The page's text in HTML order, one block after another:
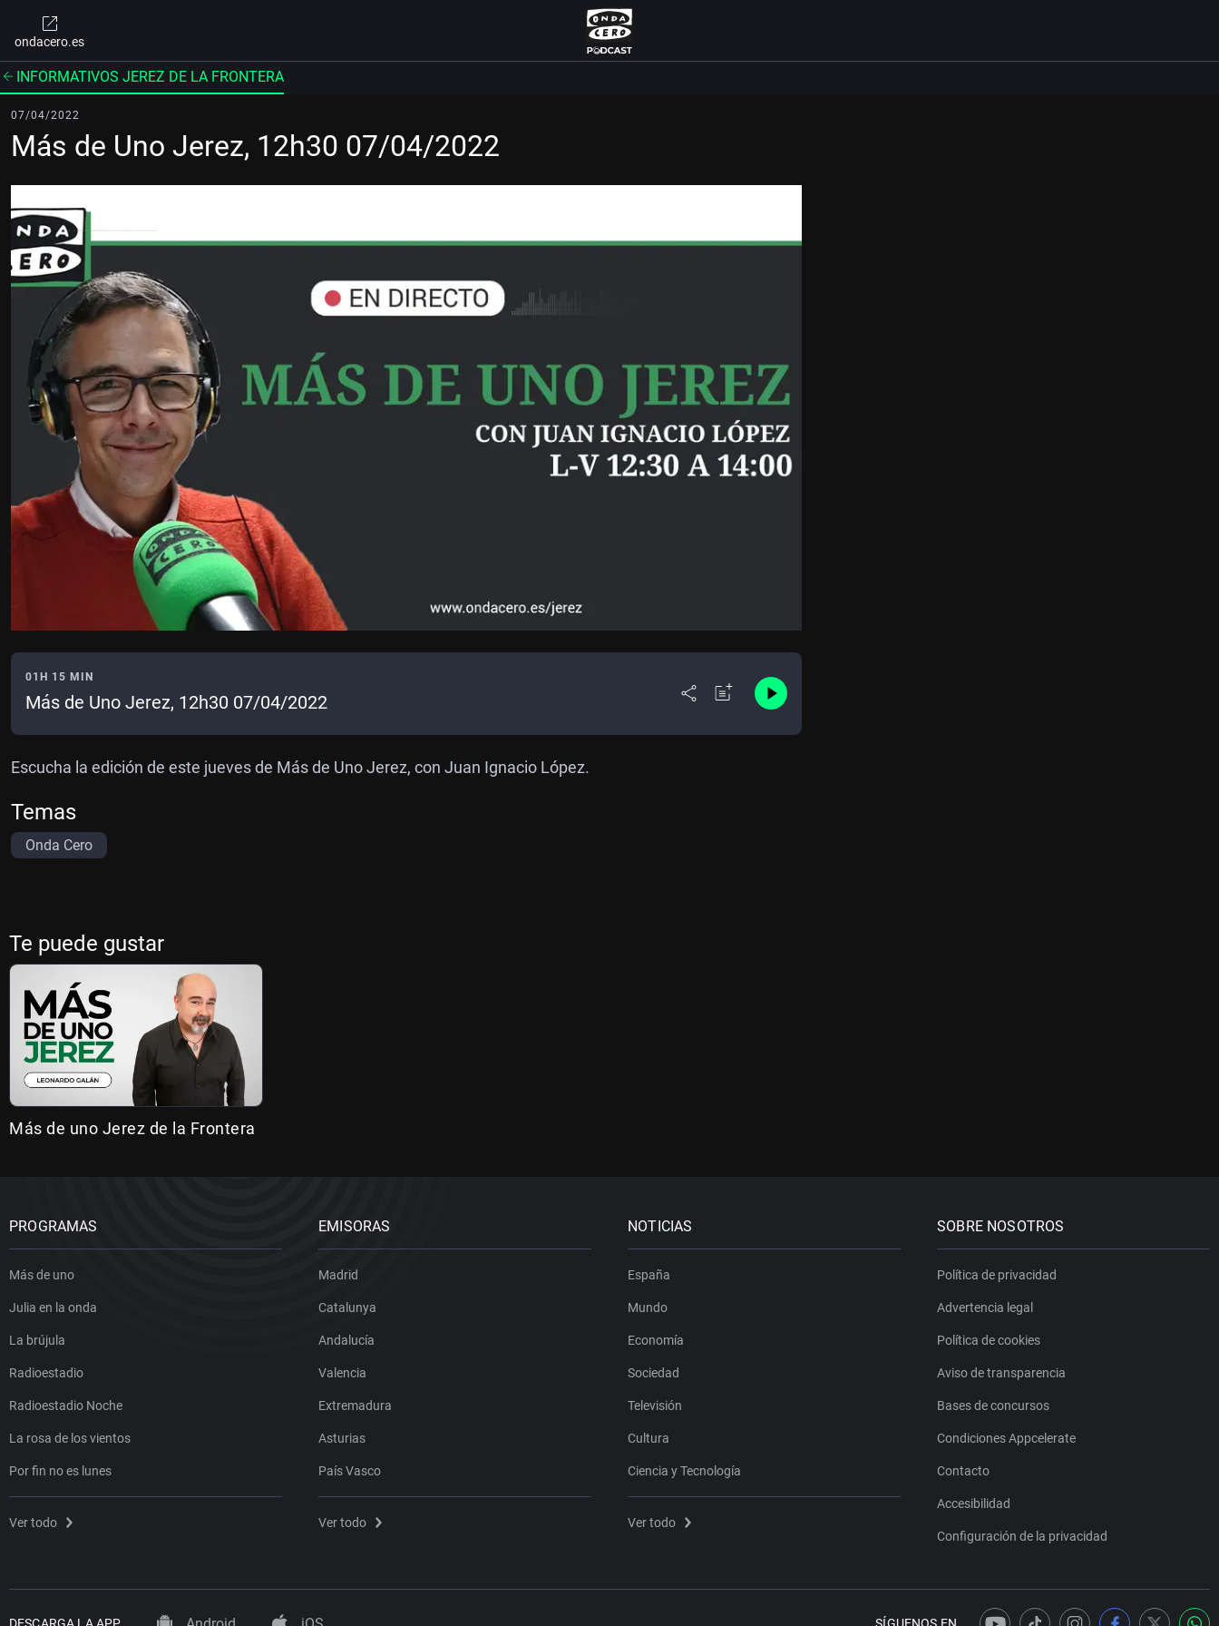
ondacero.es
INFORMATIVOS JEREZ DE LA FRONTERA
07/04/2022
Más de Uno Jerez, 12h30 07/04/2022
01H 15 MIN
Más de Uno Jerez, 12h30 07/04/2022
Escucha la edición de este jueves de Más de Uno Jerez, con Juan Ignacio López.
Temas
Onda Cero
Te puede gustar
Más de uno Jerez de la Frontera
PROGRAMAS
Más de uno
Julia en la onda
La brújula
Radioestadio
Radioestadio Noche
La rosa de los vientos
Por fin no es lunes
Ver todo
EMISORAS
Madrid
Catalunya
Andalucía
Valencia
Extremadura
Asturias
País Vasco
Ver todo
NOTICIAS
España
Mundo
Economía
Sociedad
Televisión
Cultura
Ciencia y Tecnología
Ver todo
SOBRE NOSOTROS
Política de privacidad
Advertencia legal
Política de cookies
Aviso de transparencia
Bases de concursos
Condiciones Appcelerate
Contacto
Accesibilidad
Configuración de la privacidad